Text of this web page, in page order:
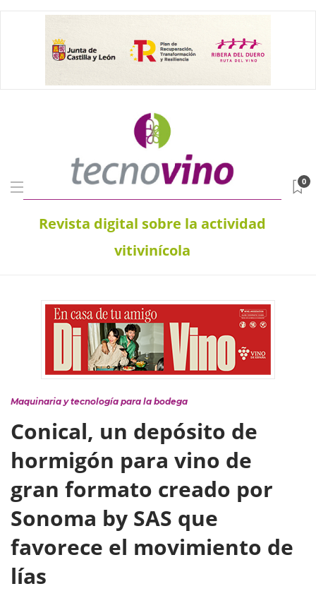
Revista digital sobre la actividad
vitivinícola
0
Maquinaria y tecnología para la bodega
Conical, un depósito de
hormigón para vino de
gran formato creado por
Sonoma by SAS que
favorece el movimiento de
lías